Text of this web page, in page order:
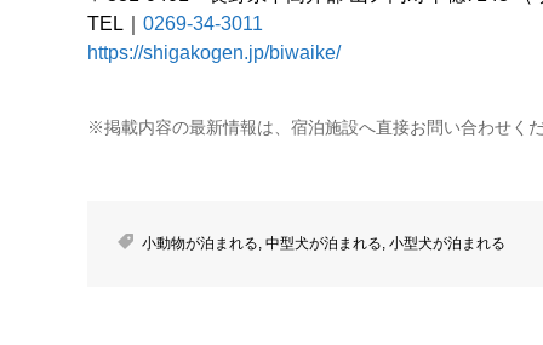
TEL｜ 0269-34-3011
https://shigakogen.jp/biwaike/
※掲載内容の最新情報は、宿泊施設へ直接お問い合わせく
小動物が泊まれる 中型犬が泊まれる 小型犬が泊まれる